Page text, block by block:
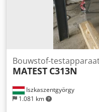
Iszkaszentgyörgy
1.081 km
Bouwstof-
MATEST C313N